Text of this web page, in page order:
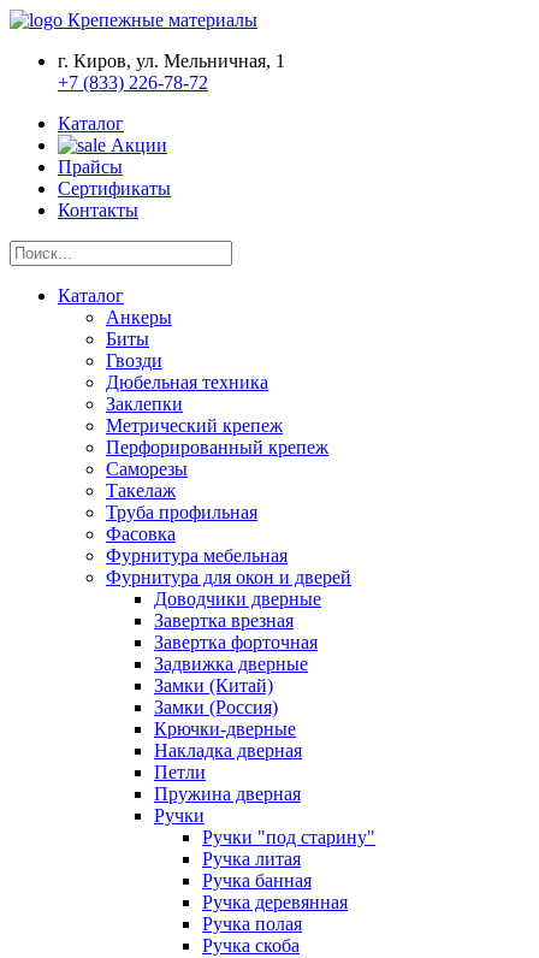
Крепежные материалы
г. Киров, ул. Мельничная, 1
+7 (833) 226-78-72
Каталог
Акции
Прайсы
Сертификаты
Контакты
Каталог
Анкеры
Биты
Гвозди
Дюбельная техника
Заклепки
Метрический крепеж
Перфорированный крепеж
Саморезы
Такелаж
Труба профильная
Фасовка
Фурнитура мебельная
Фурнитура для окон и дверей
Доводчики дверные
Завертка врезная
Завертка форточная
Задвижка дверные
Замки (Китай)
Замки (Россия)
Крючки-дверные
Накладка дверная
Петли
Пружина дверная
Ручки
Ручки "под старину"
Ручка литая
Ручка банная
Ручка деревянная
Ручка полая
Ручка скоба